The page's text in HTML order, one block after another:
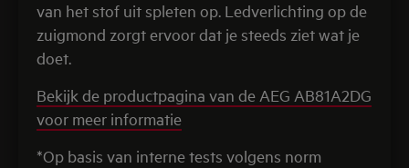
van het stof uit spleten op. Ledverlichting op de
zuigmond zorgt ervoor dat je steeds ziet wat je
doet.
Bekijk de productpagina van de AEG AB81A2DG
voor meer informatie
*Op basis van interne tests volgens norm